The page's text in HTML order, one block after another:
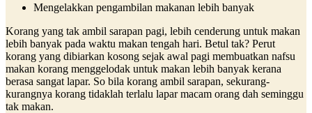
Mengelakkan pengambilan makanan lebih banyak
Korang yang tak ambil sarapan pagi, lebih cenderung untuk makan
lebih banyak pada waktu makan tengah hari. Betul tak? Perut
korang yang dibiarkan kosong sejak awal pagi membuatkan nafsu
makan korang menggelodak untuk makan lebih banyak kerana
berasa sangat lapar. So bila korang ambil sarapan, sekurang-
kurangnya korang tidaklah terlalu lapar macam orang dah seminggu
tak makan.